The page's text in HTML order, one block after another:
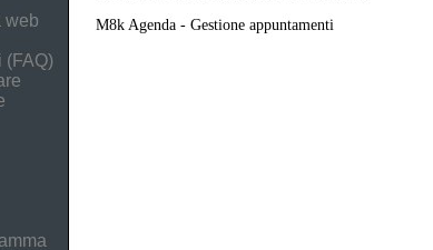
web
(FAQ)
M8k Agenda - Gestione appuntamenti